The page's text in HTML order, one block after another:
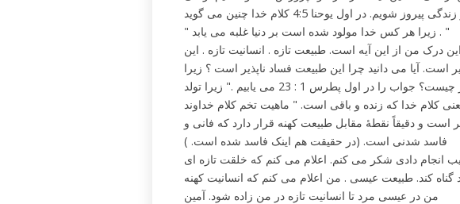
" زیرا هر کس خدا مولود شده است بر دنیا غلبه می یابد . "
درک من از این آیه است. طبیعت تازه . انسانیت تازه . این
است. آیا می دانید چرا این طبیعت فساد ناپذیر است ؟ زیرا
بذر انسان تازه را خداوند می کارد و آن بذر چیست؟ جواب را در اول پطرس 1 : 23 می یابیم ." زیرا تولد
یعنی کلام خدا که زنده و باقی است. " ماهیت تخم کلام خداوند
و دقیقاً نقطۀ مقابل طبیعت کهنه قرار دارد که فانی و
فاسد شدنی است. (در حقیقت هم اینک فاسد شده است. )
انجام دادی شکر می کنم. اعلام می کنم که خلقت تازه ای
کند. طبیعت عیسی . من اعلام می کنم که انسانیت کهنه
من در عیسی مرد تا انسانیت تازه در من زاده شود. آمین